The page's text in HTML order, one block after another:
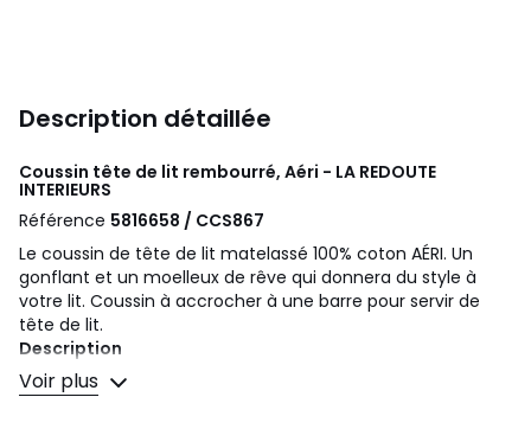
Description détaillée
Coussin tête de lit rembourré, Aéri - LA REDOUTE
INTERIEURS
Référence 5816658 / CCS867
Le coussin de tête de lit matelassé 100% coton AÉRI. Un
gonflant et un moelleux de rêve qui donnera du style à
votre lit. Coussin à accrocher à une barre pour servir de
tête de lit.
Description
• Revêtement 100% coton.
• Petits ronds brodés contrastés.
Voir plus